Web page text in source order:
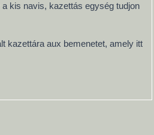
kis navis, kazettás egység tudjon
kazettára aux bemenetet, amely itt